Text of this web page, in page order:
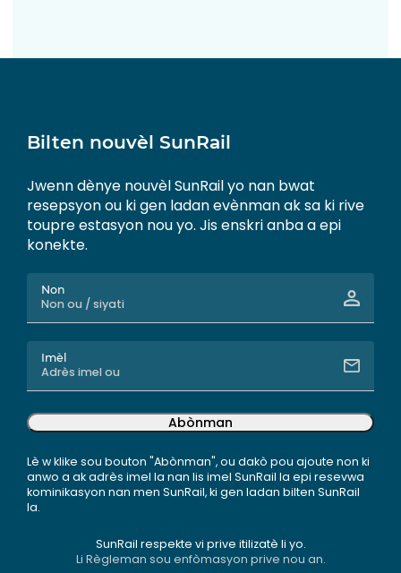
Bilten nouvèl SunRail
Jwenn dènye nouvèl SunRail yo nan bwat
resepsyon ou ki gen ladan evènman ak sa ki rive
toupre estasyon nou yo. Jis enskri anba a epi
konekte.
Non
Imèl
Abònman
Lè w klike sou bouton "Abònman", ou dakò pou ajoute non ki
anwo a ak adrès imel la nan lis imel SunRail la epi resevwa
kominikasyon nan men SunRail, ki gen ladan bilten SunRail
la.
SunRail respekte vi prive itilizatè li yo.
Li Règleman sou enfòmasyon prive nou an.